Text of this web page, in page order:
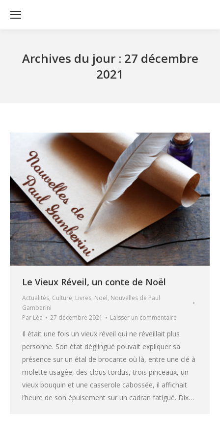
Archives du jour : 27 décembre
2021
Le Vieux Réveil, un conte de Noël
Actualités, Culture, Livres, Noël, Nouvelles de Paul
Gamberini
Par Léa 27 décembre 2021 Laisser un commentaire
Il était une fois un vieux réveil qui ne réveillait plus
personne. Son état déglingué pouvait expliquer sa
présence sur un étal de brocante où là, entre une clé à
molette usagée, des clous tordus, trois pinceaux, un
vieux bouquin et une casserole cabossée, il affichait
l’heure de son épuisement sur un cadran fatigué. Dix…